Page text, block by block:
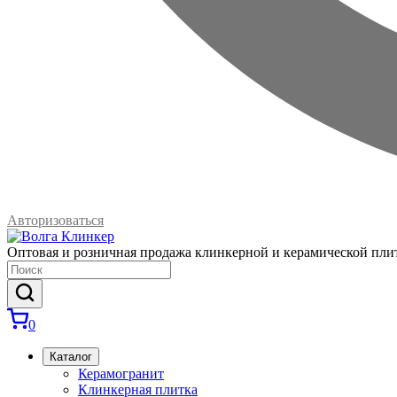
Авторизоваться
Оптовая и розничная продажа клинкерной и керамической
0
Каталог
Керамогранит
Клинкерная плитка